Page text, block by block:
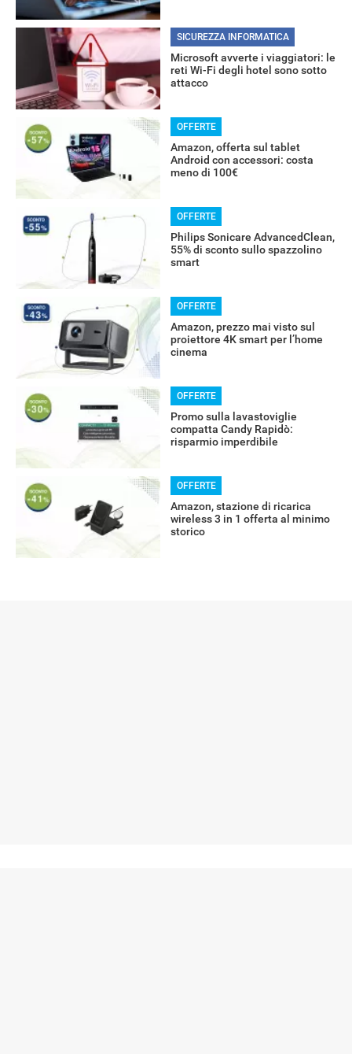
SICUREZZA INFORMATICA
Microsoft avverte i viaggiatori: le
reti Wi-Fi degli hotel sono sotto
attacco
OFFERTE
Amazon, offerta sul tablet
Android con accessori: costa
meno di 100€
OFFERTE
Philips Sonicare AdvancedClean,
55% di sconto sullo spazzolino
smart
OFFERTE
Amazon, prezzo mai visto sul
proiettore 4K smart per l’home
cinema
OFFERTE
Promo sulla lavastoviglie
compatta Candy Rapidò:
risparmio imperdibile
OFFERTE
Amazon, stazione di ricarica
wireless 3 in 1 offerta al minimo
storico